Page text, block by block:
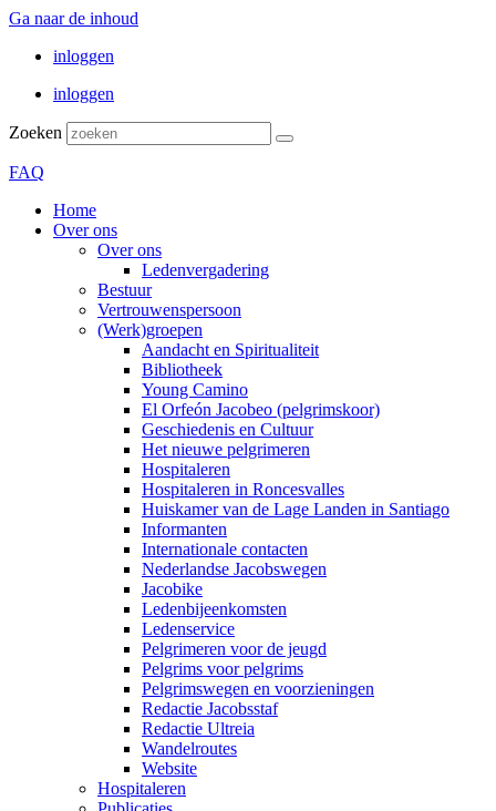
Ga naar de inhoud
inloggen
inloggen
Zoeken
FAQ
Home
Over ons
Over ons
Ledenvergadering
Bestuur
Vertrouwenspersoon
(Werk)groepen
Aandacht en Spiritualiteit
Bibliotheek
Young Camino
El Orfeón Jacobeo (pelgrimskoor)
Geschiedenis en Cultuur
Het nieuwe pelgrimeren
Hospitaleren
Hospitaleren in Roncesvalles
Huiskamer van de Lage Landen in Santiago
Informanten
Internationale contacten
Nederlandse Jacobswegen
Jacobike
Ledenbijeenkomsten
Ledenservice
Pelgrimeren voor de jeugd
Pelgrims voor pelgrims
Pelgrimswegen en voorzieningen
Redactie Jacobsstaf
Redactie Ultreia
Wandelroutes
Website
Hospitaleren